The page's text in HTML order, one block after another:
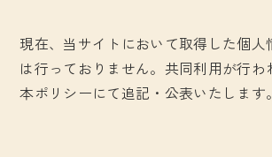
現在、当サイトにおいて取得した個人
は行っておりません。共同利用が行わ
本ポリシーにて追記・公表いたします。